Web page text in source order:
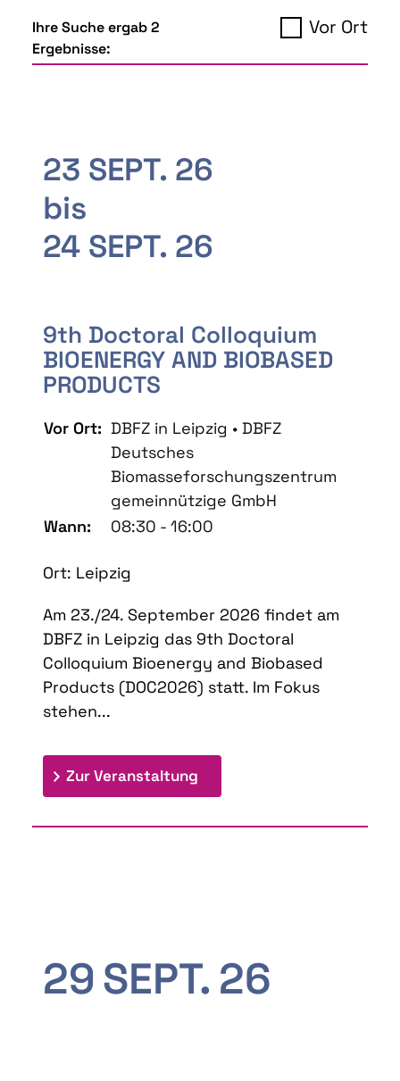
Ihre Suche ergab 2
Ergebnisse:
Vor Ort
23 SEPT. 26
bis
24 SEPT. 26
9th Doctoral Colloquium
BIOENERGY AND BIOBASED
PRODUCTS
Vor Ort: DBFZ in Leipzig • DBFZ
Deutsches
Biomasseforschungszentrum
gemeinnützige GmbH
Wann:
08:30 - 16:00
Ort: Leipzig
Am 23./24. September 2026 findet am
DBFZ in Leipzig das 9th Doctoral
Colloquium Bioenergy and Biobased
Products (DOC2026) statt. Im Fokus
stehen...
Zur Veranstaltung
29SEPT. 26